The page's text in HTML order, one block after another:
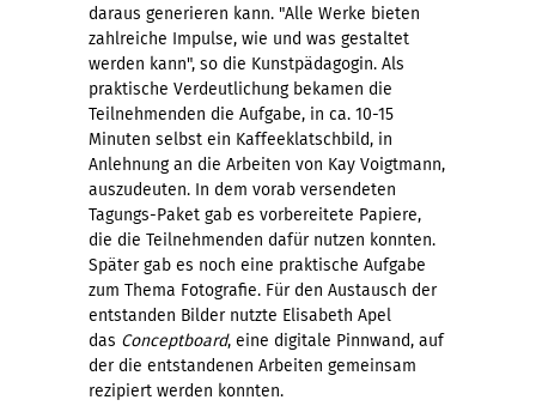
daraus generieren kann. "Alle Werke bieten
zahlreiche Impulse, wie und was gestaltet
werden kann", so die Kunstpädagogin. Als
praktische Verdeutlichung bekamen die
Teilnehmenden die Aufgabe, in ca. 10-15
Minuten selbst ein Kaffeeklatschbild, in
Anlehnung an die Arbeiten von Kay Voigtmann,
auszudeuten. In dem vorab versendeten
Tagungs-Paket gab es vorbereitete Papiere,
die die Teilnehmenden dafür nutzen konnten.
Später gab es noch eine praktische Aufgabe
zum Thema Fotografie. Für den Austausch der
entstanden Bilder nutzte Elisabeth Apel
das Conceptboard, eine digitale Pinnwand, auf
der die entstandenen Arbeiten gemeinsam
rezipiert werden konnten.